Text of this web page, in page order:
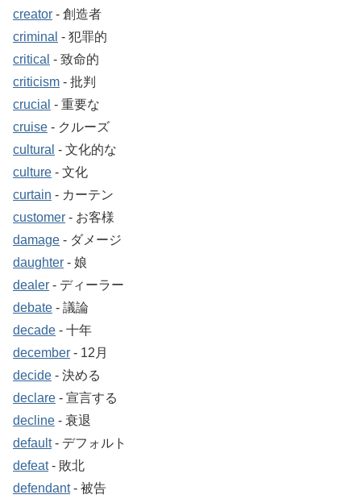
creator ‐ 創造者
criminal ‐ 犯罪的
critical ‐ 致命的
criticism ‐ 批判
crucial ‐ 重要な
cruise ‐ クルーズ
cultural ‐ 文化的な
culture ‐ 文化
curtain ‐ カーテン
customer ‐ お客様
damage ‐ ダメージ
daughter ‐ 娘
dealer ‐ ディーラー
debate ‐ 議論
decade ‐ 十年
december ‐ 12月
decide ‐ 決める
declare ‐ 宣言する
decline ‐ 衰退
default‐ デフォルト
defeat‐ 敗北
defendant‐ 被告